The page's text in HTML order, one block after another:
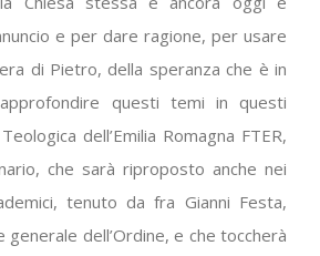
e per dare ragione, per usare
di Pietro, della speranza che è in
questi temi in questi
dell’Emilia Romagna FTER,
che sarà riproposto anche nei
tenuto da fra Gianni Festa,
dell’Ordine, e che toccherà